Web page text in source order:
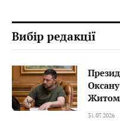
Вибір редакції
31.07.2026